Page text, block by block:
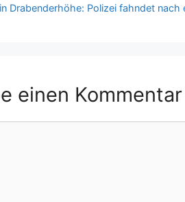
Drabenderhöhe: Polizei fahndet nach
einen Kommentar